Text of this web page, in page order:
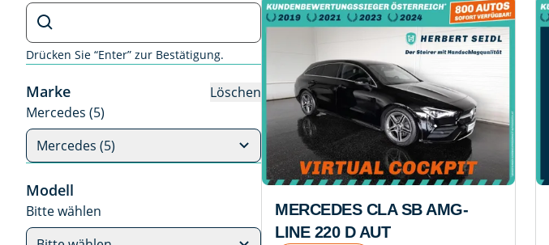
IDNR
Drücken Sie “Enter” zur Bestätigung.
Marke
Löschen
Mercedes (5)
Mercedes (5)
Modell
Bitte wählen
MERCEDES CLA SB AMG-
LINE 220 D AUT